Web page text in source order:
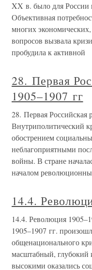
XX в. было для России
Объективная
многих
вопросов вызвала
пробудила к активной
28. Первая
1905–1907 гг
28. Первая Российская
Внутриполитический
обострением
неблагоприятными
войны. В стране
началом
14.4.
14.4. Революция
1905–1907 гг.
общенационального
масштабный, глубокий
высокими оказались